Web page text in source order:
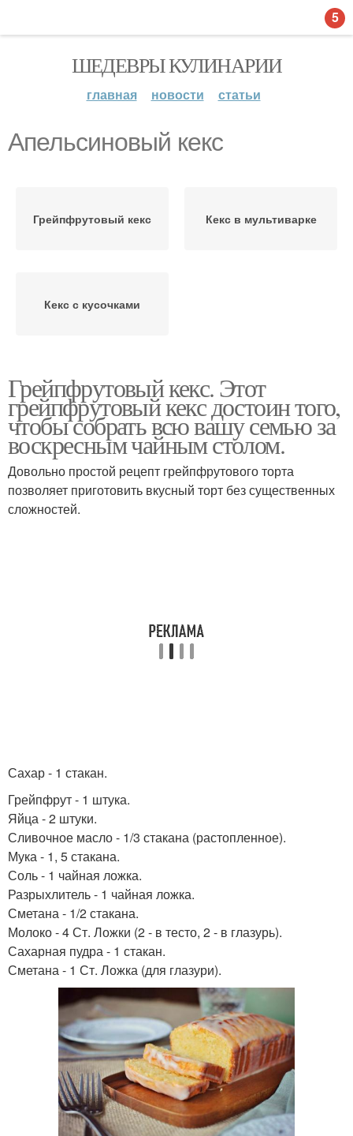
ШЕДЕВРЫ КУЛИНАРИИ
главная новости статьи
Апельсиновый кекс
Грейпфрутовый кекс Кекс в мультиварке
Кекс с кусочками
Грейпфрутовый кекс. Этот
грейпфрутовый кекс достоин того,
чтобы собрать всю вашу семью за
воскресным чайным столом.
Довольно простой рецепт грейпфрутового торта
позволяет приготовить вкусный торт без существенных
сложностей.
Сахар - 1 стакан.
Грейпфрут - 1 штука.
Яйца - 2 штуки.
Сливочное масло - 1/3 стакана (растопленное).
Мука - 1, 5 стакана.
Соль - 1 чайная ложка.
Разрыхлитель - 1 чайная ложка.
Сметана - 1/2 стакана.
Молоко - 4 Ст. Ложки (2 - в тесто, 2 - в глазурь).
Сахарная пудра - 1 стакан.
Сметана - 1 Ст. Ложка (для глазури).
5